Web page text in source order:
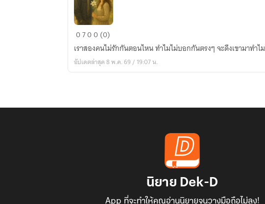
ทำไม(ไม่รู้
0700 (0)
เราสองคนไม่รักกันตอนไหน ทำไมไม่บอกกันตรงๆ จะดึงเขามาทำไม
อัปเดตล่าสุด 8 พ.ค. 69 / 19:07 น.
นิยาย Dek-D
App ที่จะทำให้คุณอ่านนิยายจนวางมือถือไม่ลง!